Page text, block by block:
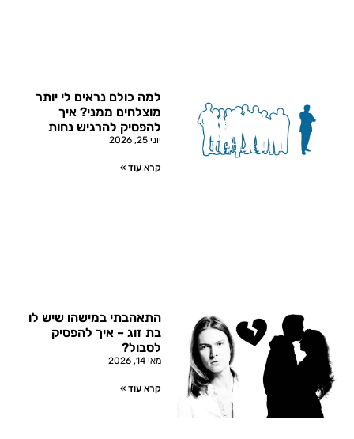
למה כולם נראים לי יותר
מוצלחים ממני? איך
להפסיק להרגיש נחות
יוני 25, 2026
קרא עוד »
התאהבתי במישהו שיש לו
בת זוג – איך להפסיק
לסבול?
מאי 14, 2026
קרא עוד »